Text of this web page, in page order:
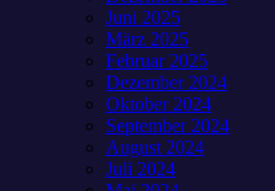
Juni 2025
März 2025
Februar 2025
Dezember 2024
Oktober 2024
September 2024
August 2024
Juli 2024